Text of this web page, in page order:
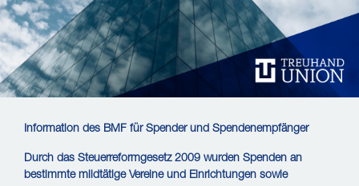
Information des BMF für Spender und Spendenempfänger
Durch das Steuerreformgesetz 2009 wurden Spenden an
bestimmte mildtätige Vereine und Einrichtungen sowie